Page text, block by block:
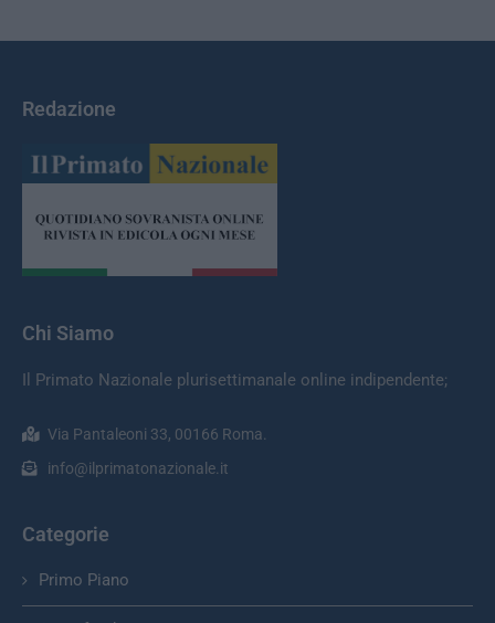
Redazione
Chi Siamo
Il Primato Nazionale plurisettimanale online indipendente;
Via Pantaleoni 33, 00166 Roma.
info@ilprimatonazionale.it
Categorie
Primo Piano